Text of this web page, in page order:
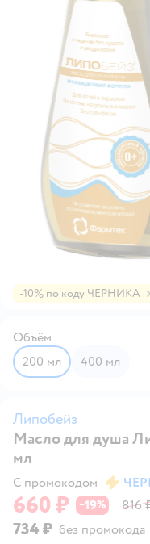
-10% по коду ЧЕРНИКА
Объём
200 мл
400 мл
Липобейз
Масло для душа
мл
С промокодом
660 ₽ −19% 816
734 ₽ без промокода